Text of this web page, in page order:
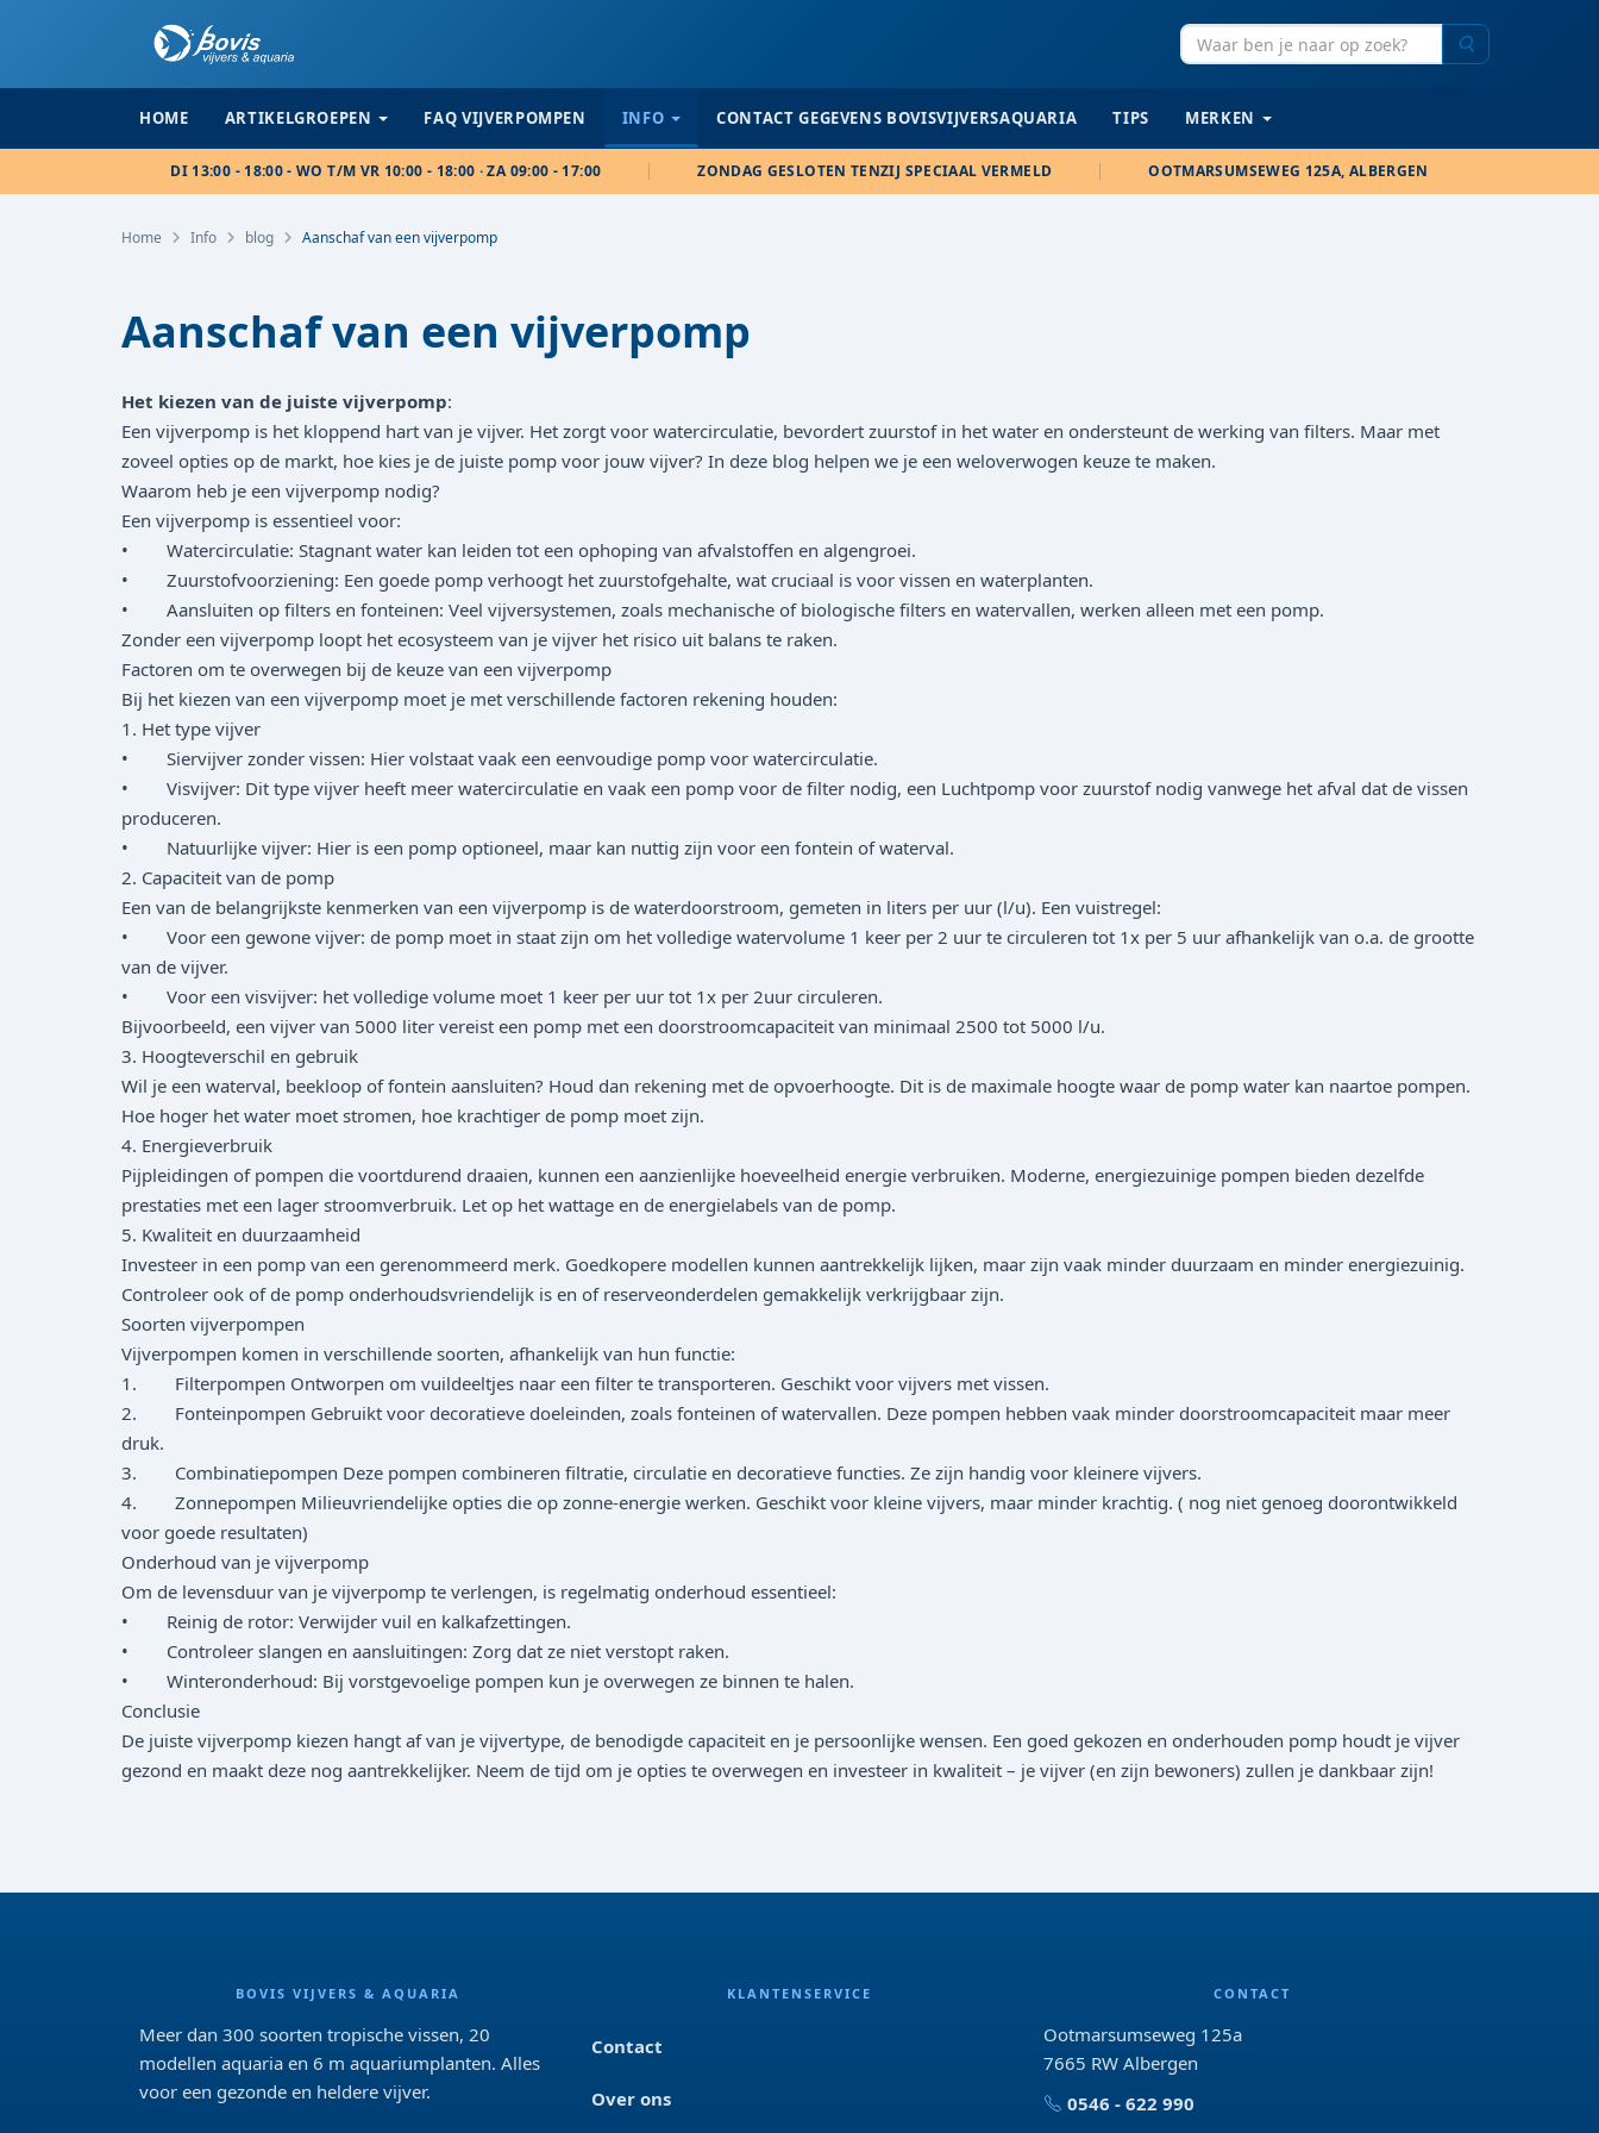
HOME ARTIKELGROEPEN FAQ VIJVERPOMPEN INFO CONTACT GEGEVENS BOVISVIJVERSAQUARIA TIPS MERKEN
DI 13:00 - 18:00 - WO T/M VR 10:00 - 18:00 · ZA 09:00 - 17:00 ZONDAG GESLOTEN TENZIJ SPECIAAL VERMELD OOTMARSUMSEWEG 125A, ALBERGEN
Home Info blog Aanschaf van een vijverpomp
Aanschaf van een vijverpomp
Het kiezen van de juiste vijverpomp:
Een vijverpomp is het kloppend hart van je vijver. Het zorgt voor watercirculatie, bevordert zuurstof in het water en ondersteunt de werking van filters. Maar met
zoveel opties op de markt, hoe kies je de juiste pomp voor jouw vijver? In deze blog helpen we je een weloverwogen keuze te maken.
Waarom heb je een vijverpomp nodig?
Een vijverpomp is essentieel voor:
• Watercirculatie: Stagnant water kan leiden tot een ophoping van afvalstoffen en algengroei.
• Zuurstofvoorziening: Een goede pomp verhoogt het zuurstofgehalte, wat cruciaal is voor vissen en waterplanten.
• Aansluiten op filters en fonteinen: Veel vijversystemen, zoals mechanische of biologische filters en watervallen, werken alleen met een pomp.
Zonder een vijverpomp loopt het ecosysteem van je vijver het risico uit balans te raken.
Factoren om te overwegen bij de keuze van een vijverpomp
Bij het kiezen van een vijverpomp moet je met verschillende factoren rekening houden:
1. Het type vijver
• Siervijver zonder vissen: Hier volstaat vaak een eenvoudige pomp voor watercirculatie.
• Visvijver: Dit type vijver heeft meer watercirculatie en vaak een pomp voor de filter nodig, een Luchtpomp voor zuurstof nodig vanwege het afval dat de vissen
produceren.
• Natuurlijke vijver: Hier is een pomp optioneel, maar kan nuttig zijn voor een fontein of waterval.
2. Capaciteit van de pomp
Een van de belangrijkste kenmerken van een vijverpomp is de waterdoorstroom, gemeten in liters per uur (l/u). Een vuistregel:
• Voor een gewone vijver: de pomp moet in staat zijn om het volledige watervolume 1 keer per 2 uur te circuleren tot 1x per 5 uur afhankelijk van o.a. de grootte
van de vijver.
• Voor een visvijver: het volledige volume moet 1 keer per uur tot 1x per 2uur circuleren.
Bijvoorbeeld, een vijver van 5000 liter vereist een pomp met een doorstroomcapaciteit van minimaal 2500 tot 5000 l/u.
3. Hoogteverschil en gebruik
Wil je een waterval, beekloop of fontein aansluiten? Houd dan rekening met de opvoerhoogte. Dit is de maximale hoogte waar de pomp water kan naartoe pompen.
Hoe hoger het water moet stromen, hoe krachtiger de pomp moet zijn.
4. Energieverbruik
Pijpleidingen of pompen die voortdurend draaien, kunnen een aanzienlijke hoeveelheid energie verbruiken. Moderne, energiezuinige pompen bieden dezelfde
prestaties met een lager stroomverbruik. Let op het wattage en de energielabels van de pomp.
5. Kwaliteit en duurzaamheid
Investeer in een pomp van een gerenommeerd merk. Goedkopere modellen kunnen aantrekkelijk lijken, maar zijn vaak minder duurzaam en minder energiezuinig.
Controleer ook of de pomp onderhoudsvriendelijk is en of reserveonderdelen gemakkelijk verkrijgbaar zijn.
Soorten vijverpompen
Vijverpompen komen in verschillende soorten, afhankelijk van hun functie:
1. Filterpompen Ontworpen om vuildeeltjes naar een filter te transporteren. Geschikt voor vijvers met vissen.
2. Fonteinpompen Gebruikt voor decoratieve doeleinden, zoals fonteinen of watervallen. Deze pompen hebben vaak minder doorstroomcapaciteit maar meer
druk.
3. Combinatiepompen Deze pompen combineren filtratie, circulatie en decoratieve functies. Ze zijn handig voor kleinere vijvers.
4. Zonnepompen Milieuvriendelijke opties die op zonne-energie werken. Geschikt voor kleine vijvers, maar minder krachtig. ( nog niet genoeg doorontwikkeld
voor goede resultaten)
Onderhoud van je vijverpomp
Om de levensduur van je vijverpomp te verlengen, is regelmatig onderhoud essentieel:
• Reinig de rotor: Verwijder vuil en kalkafzettingen.
• Controleer slangen en aansluitingen: Zorg dat ze niet verstopt raken.
• Winteronderhoud: Bij vorstgevoelige pompen kun je overwegen ze binnen te halen.
Conclusie
De juiste vijverpomp kiezen hangt af van je vijvertype, de benodigde capaciteit en je persoonlijke wensen. Een goed gekozen en onderhouden pomp houdt je vijver
gezond en maakt deze nog aantrekkelijker. Neem de tijd om je opties te overwegen en investeer in kwaliteit – je vijver (en zijn bewoners) zullen je dankbaar zijn!
BOVIS VIJVERS & AQUARIA
Meer dan 300 soorten tropische vissen, 20
modellen aquaria en 6 m aquariumplanten. Alles
voor een gezonde en heldere vijver.
KLANTENSERVICE
Contact
Over ons
CONTACT
Ootmarsumseweg 125a
7665 RW Albergen
0546 - 622 990